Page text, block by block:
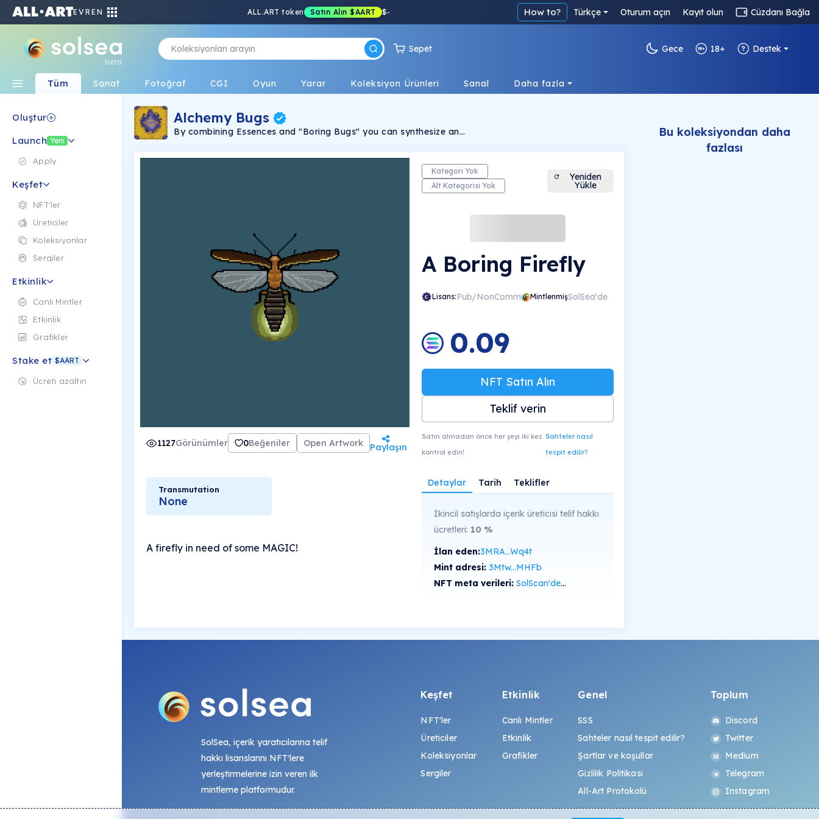
EVREN ALL.ART token Satın Alın $AART $- How to? Türkçe Oturum açın Kayıt olun Cüzdanı Bağla
beta
Sepet Gece 18+ Destek
Tüm Sanat Fotoğraf CGI Oyun Yarar Koleksiyon Ürünleri Sanal Daha fazla
Oluştur
Launch Yeni
Apply
Keşfet
NFT'ler
Üreticiler
Koleksiyonlar
Sergiler
Etkinlik
Canlı Mintler
Etkinlik
Grafikler
Stake et $AART
Ücreti azaltın
Alchemy Bugs
By combining Essences and "Boring Bugs" you can synthesize and
and hand drawn by Tyler Thrasher. Join the Alchemy Bug Society
discord to explore the narrative, unravel secrets and embark on
1127Görünümler 0Beğeniler Open Artwork Paylaşın
Transmutation
None
A firefly in need of some MAGIC!
Kategori Yok
Alt Kategorisi Yok
Yeniden
Yükle
A Boring Firefly
Lisans:Pub/NonComm MintlenmişSolSea'de
0.09
NFT Satın Alın
Teklif verin
Satın almadan önce her şeyi iki kez
kontrol edin!
Sahteler nasıl
tespit edilir?
Detaylar Tarih Teklifler
İkincil satışlarda içerik üreticisi telif hakkı
ücretleri: 10 %
İlan eden:3MRA...Wq4t
Mint adresi:3Mtw...MHFb
NFT meta verileri:SolScan'de görüntüle
Bu koleksiyondan daha
fazlası
SolSea, içerik yaratıcılarına telif
hakkı lisanslarını NFT'lere
yerleştirmelerine izin veren ilk
mintleme platformudur.
Keşfet
NFT'ler
Üreticiler
Koleksiyonlar
Sergiler
Etkinlik
Canlı Mintler
Etkinlik
Grafikler
Genel
SSS
Sahteler nasıl tespit edilir?
Şartlar ve koşullar
Gizlilik Politikası
All-Art Protokolü
Toplum
Discord
Twitter
Medium
Telegram
Instagram